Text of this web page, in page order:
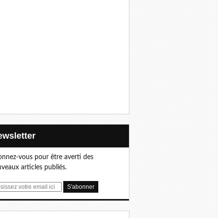
vous pour être averti des
articles publiés.